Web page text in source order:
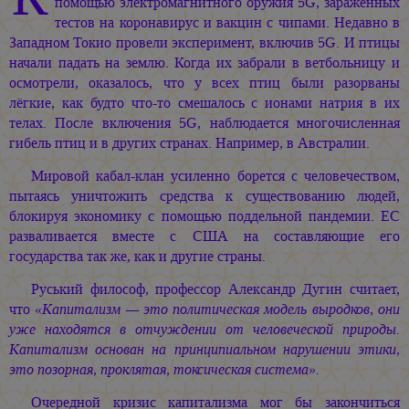
тестов на коронавирус и вакцин с чипами. Недавно в
Западном Токио провели эксперимент, включив 5G. И птицы
начали падать на землю. Когда их забрали в ветбольницу и
осмотрели, оказалось, что у всех птиц были разорваны
лёгкие, как будто что-то смешалось с ионами натрия в их
телах. После включения 5G, наблюдается многочисленная
гибель птиц и в других странах. Например, в Австралии.
Мировой кабал-клан усиленно борется с человечеством,
пытаясь уничтожить средства к существованию людей,
блокируя экономику с помощью поддельной пандемии. ЕС
разваливается вместе с США на составляющие его
государства так же, как и другие страны.
Руський философ, профессор Александр Дугин считает,
что «Капитализм — это политическая модель выродков, они
уже находятся в отчуждении от человеческой природы.
Капитализм основан на принципиальном нарушении этики,
это позорная, проклятая, токсическая система».
Очередной кризис капитализма мог бы закончиться